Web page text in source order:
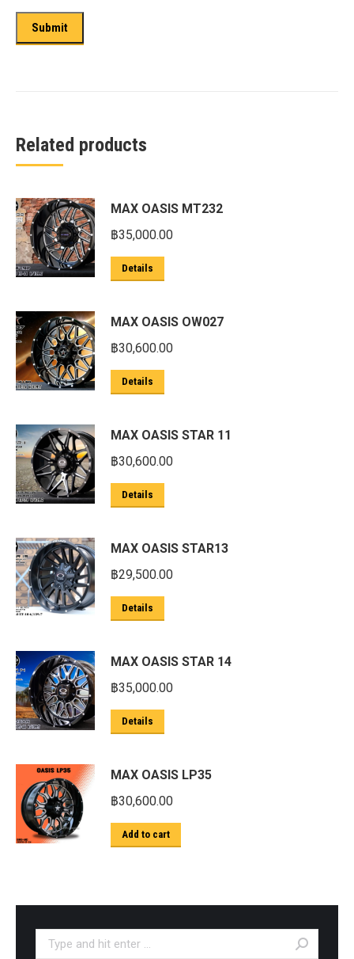
Related products
MAX OASIS MT232
฿35,000.00
Details
MAX OASIS OW027
฿30,600.00
Details
MAX OASIS STAR 11
฿30,600.00
Details
MAX OASIS STAR13
฿29,500.00
Details
MAX OASIS STAR 14
฿35,000.00
Details
MAX OASIS LP35
฿30,600.00
Add to cart
Search: